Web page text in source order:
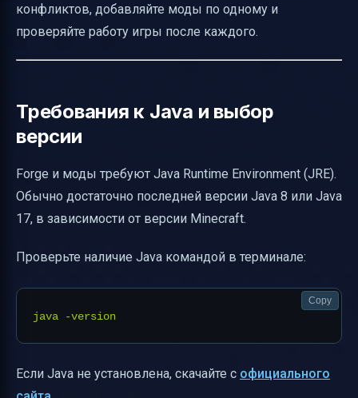
конфликтов, добавляйте моды по одному и
проверяйте работу игры после каждого.
Требования к Java и выбор
версии
Forge и моды требуют Java Runtime Environment (JRE).
Обычно достаточно последней версии Java 8 или Java
17, в зависимости от версии Minecraft.
Проверьте наличие Java командой в терминале:
Copy
Если Java не установлена, скачайте с официального